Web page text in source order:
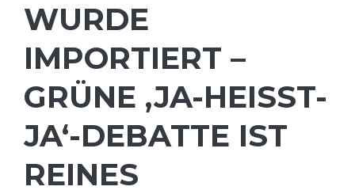
WURDE
IMPORTIERT –
GRÜNE ‚JA-HEISST-J
A‘-DEBATTE IST R
EINES A